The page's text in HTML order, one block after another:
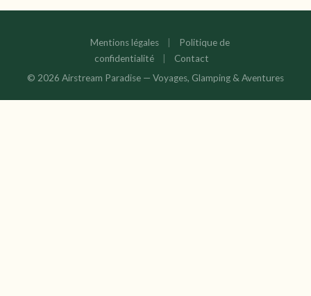
Mentions légales
Politique de
confidentialité
Contact
© 2026 Airstream Paradise — Voyages, Glamping & Aventures